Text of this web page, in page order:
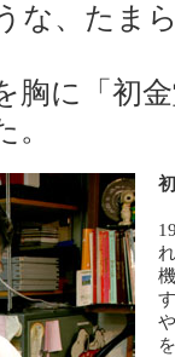
な、たま
胸に「初